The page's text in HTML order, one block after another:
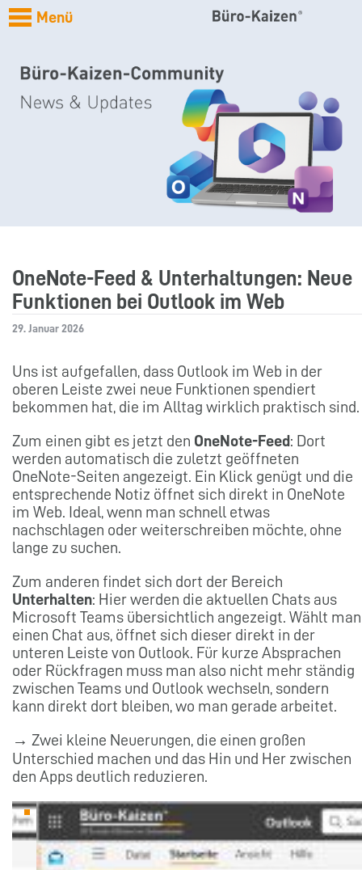
Menü
OneNote-Feed & Unterhaltungen: Neue
Funktionen bei Outlook im Web
29. Januar 2026
Uns ist aufgefallen, dass Outlook im Web in der
oberen Leiste zwei neue Funktionen spendiert
bekommen hat, die im Alltag wirklich praktisch sind.
Zum einen gibt es jetzt den OneNote-Feed : Dort
werden automatisch die zuletzt geöffneten
OneNote-Seiten angezeigt. Ein Klick genügt und die
entsprechende Notiz öffnet sich direkt in OneNote
im Web. Ideal, wenn man schnell etwas
nachschlagen oder weiterschreiben möchte, ohne
lange zu suchen.
Zum anderen findet sich dort der Bereich
Unterhalten: Hier werden die aktuellen Chats aus
Microsoft Teams übersichtlich angezeigt. Wählt man
einen Chat aus, öffnet sich dieser direkt in der
unteren Leiste von Outlook. Für kurze Absprachen
oder Rückfragen muss man also nicht mehr ständig
zwischen Teams und Outlook wechseln, sondern
kann direkt dort bleiben, wo man gerade arbeitet.
→ Zwei kleine Neuerungen, die einen großen
Unterschied machen und das Hin und Her zwischen
den Apps deutlich reduzieren.